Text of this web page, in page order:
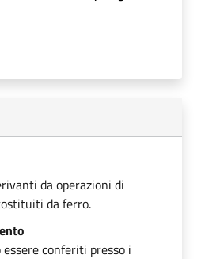
da operazioni di
da ferro.
conferiti presso i